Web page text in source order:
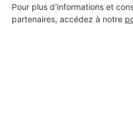
Pour plus d'informations et
partenaires, accédez à notre